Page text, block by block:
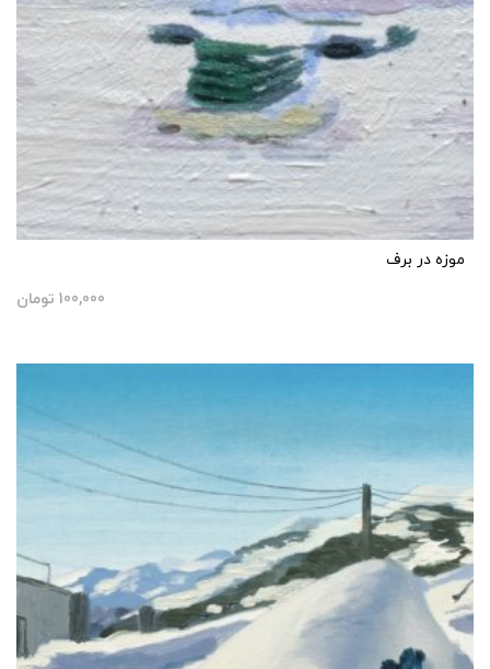
موزه در برف
100,000 تومان